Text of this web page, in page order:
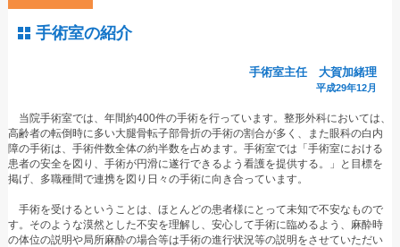
手術室の紹介
手術室主任 大賀加緒理
平成29年12月
当院手術室では、年間約400件の手術を行っています。整形外科においては、
高齢者の転倒時に多い大腿骨転子部骨折の手術の割合が多く、また眼科の白内
障の手術は、手術件数全体の約半数を占めます。手術室では「手術室における
患者の安全を図り、手術が円滑に遂行できるよう看護を提供する。」と目標を
掲げ、多職種間で連携を図り日々の手術に向き合っています。
手術を受けるということは、ほとんどの患者様にとって未知で不安なもので
す。そのような漠然とした不安を理解し、安心して手術に臨めるよう、麻酔時
の体位の説明や局所麻酔の場合等は手術の進行状況等の説明をさせていただい